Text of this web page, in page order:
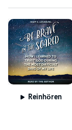
Reinhören